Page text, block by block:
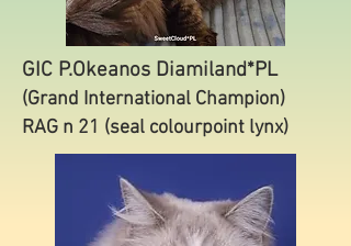
GIC P.Okeanos Diamiland*PL
(Grand International Champion)
RAG n 21 (seal colourpoint lynx)